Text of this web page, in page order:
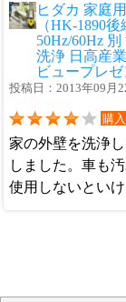
ヒダカ 家庭
（HK-1890
50Hz/60Hz
洗浄 日高産
ビュープレゼ
投稿日：2013年09月
購
家の外壁を洗浄
しました。車も
使用しないとい